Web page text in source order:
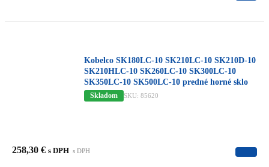
Kobelco SK180LC-10 SK210LC-10 SK210D-10
SK210HLC-10 SK260LC-10 SK300LC-10
SK350LC-10 SK500LC-10 predné horné sklo
Skladom SKU: 85620
258,30 € s DPH s DPH